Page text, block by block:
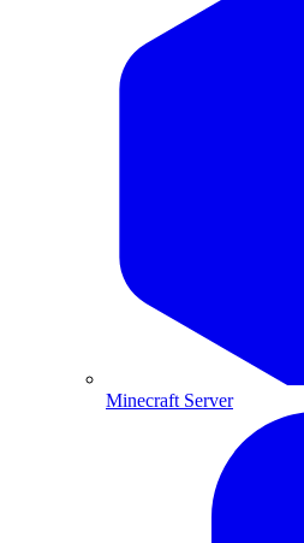
Minecraft Server